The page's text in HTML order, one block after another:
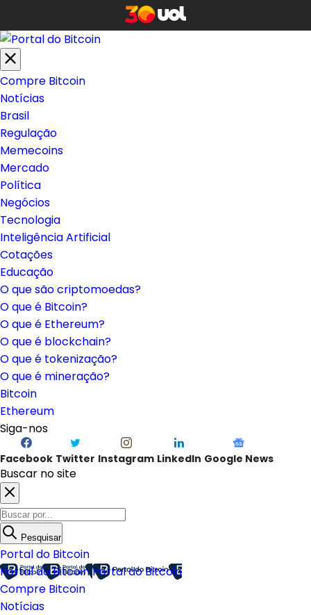
Compre Bitcoin
Notícias
Brasil
Regulação
Memecoins
Mercado
Política
Negócios
Tecnologia
Inteligência Artificial
Cotações
Educação
O que são criptomoedas?
O que é Bitcoin?
O que é Ethereum?
O que é blockchain?
O que é tokenização?
O que é mineração?
Bitcoin
Ethereum
Siga-nos
Facebook Twitter Instagram LinkedIn Google News
Buscar no site
Pesquisar
Portal do Bitcoin
Portal do BitcoinPortal do Bitcoin
Compre Bitcoin
Notícias